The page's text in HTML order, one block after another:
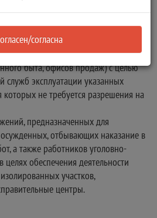
и оборудования, позволяющего
средств
сжиженным природным газом с
сооружений (мобильных
быта, офисов продаж) с целью
служб эксплуатации указанных
не требуется разрешения на
предназначенных для
отбывающих наказание в
а также работников уголовно-
обеспечения деятельности
участков,
центры.
согласна